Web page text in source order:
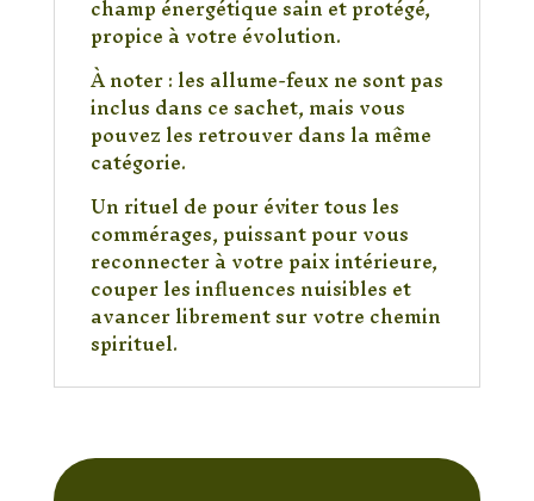
propice à votre évolution.
À noter : les allume-feux ne sont pas
inclus dans ce sachet, mais vous
pouvez les retrouver dans la même
catégorie.
Un rituel de pour éviter tous les
commérages, puissant pour vous
reconnecter à votre paix intérieure,
couper les influences nuisibles et
avancer librement sur votre chemin
spirituel.